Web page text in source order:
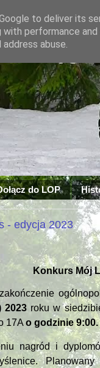
do LOP
- edycja 2023
Konkurs Mój
2023 roku w
17Ao godzinie 9:00.
nagród i
to deliver its
with performance
abuse.